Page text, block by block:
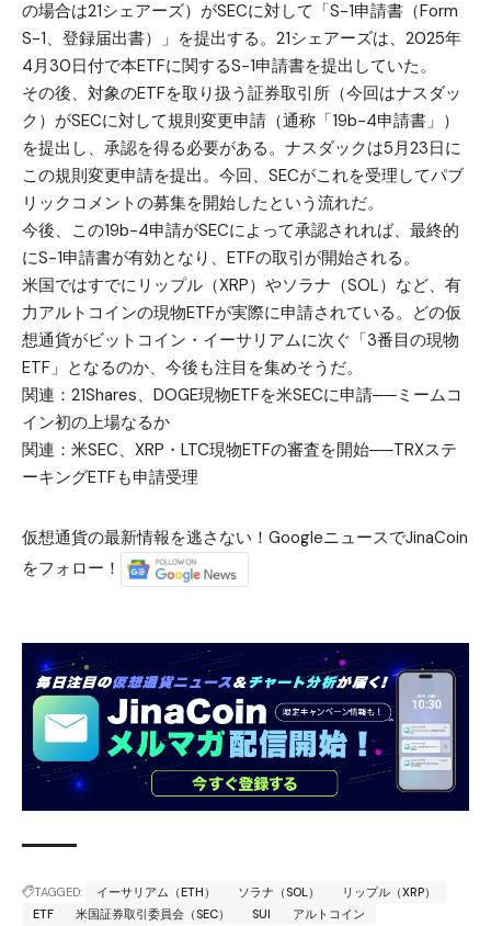
の場合は21シェアーズ）がSECに対して「S-1申請書（Form
S-1、登録届出書）」を提出する。21シェアーズは、2025年
4月30日付で本ETFに関するS-1申請書を提出していた。
その後、対象のETFを取り扱う証券取引所（今回はナスダッ
ク）がSECに対して規則変更申請（通称「19b-4申請書」）
を提出し、承認を得る必要がある。ナスダックは5月23日に
この規則変更申請を提出。今回、SECがこれを受理してパブ
リックコメントの募集を開始したという流れだ。
今後、この19b-4申請がSECによって承認されれば、最終的
にS-1申請書が有効となり、ETFの取引が開始される。
米国ではすでに リップル（XRP） やソラナ（SOL） など、有
力アルトコインの現物ETFが実際に申請されている。どの仮
想通貨がビットコイン・イーサリアムに次ぐ「3番目の現物
ETF」となるのか、今後も注目を集めそうだ。
関連： 21Shares、DOGE現物ETFを米SECに申請──ミームコ
イン初の上場なるか
関連： 米SEC、XRP・LTC現物ETFの審査を開始──TRXステ
ーキングETFも申請受理
仮想通貨の最新情報を逃さない！GoogleニュースでJinaCoin
をフォロー！
TAGGED: イーサリアム（ETH） ソラナ（SOL）
リップル（XRP）
ETF
米国証券取引委員会（SEC） SUI
アルトコイン